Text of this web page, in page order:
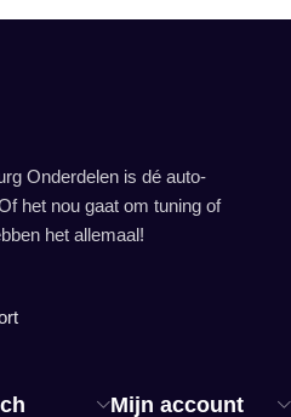
Mijn account
Onderdelen is dé auto-
het nou gaat om tuning of
het allemaal!